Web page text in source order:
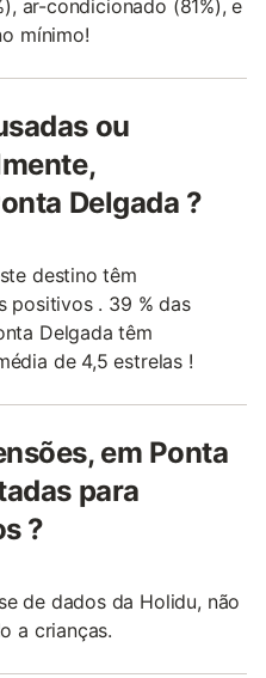
ar-condicionado (81%), e
mínimo!
ou
Delgada ?
destino têm
positivos . 39 % das
Delgada têm
de 4,5 estrelas !
em Ponta
para
?
de dados da Holidu, não
a crianças.